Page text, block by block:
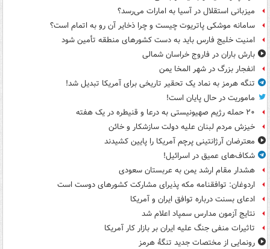
میزبانی استقلال در آسیا به امارات می‌رسد؟
سامانه موشکی پاتریوت چیست و چرا ذخایر آن رو به اتمام است؟
امنیت خلیج فارس باید به دست کشورهای منطقه تأمین شود
بارش باران در فاروج خراسان شمالی
انفجار بزرگ در شهر المخا یمن
تنگه هرمز به نماد یک تحقیر تاریخی برای آمریکا تبدیل شد!
ماموریت در حال پایان است!
۲۰ حمله رژیم صهیونیستی به درعا و قنیطره در یک هفته
خیزش مردم لبنان علیه دولت سازشکار و خائن
معترضان آرژانتینی پرچم آمریکا را پایین کشیدند
شکاف‌های عمیق در اسرائیل!
هشدار مقام ارشد یمن به عربستان سعودی
اردوغان: توافقنامه مکه پذیرای مشارکت کشورهای دوست است
ادعای بسنت درباره توافق ایران و آمریکا
نتایج آزمون مدارس سمپاد اعلام شد
تاثیرات منفی جنگ علیه ایران بر بازار کار آمریکا
رونمایی از مختصات جدید تنگۀ هرمز